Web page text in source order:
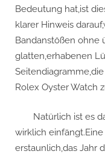
Bedeutung hat,ist
klarer Hinweis
Bandanstößen ohne
glatten,erhabenen
Rolex Oyster Watch
Natürlich ist es
wirklich einfängt.Eine
erstaunlich,das Jahr